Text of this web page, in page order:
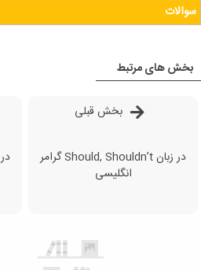
سوالات
بخش های مرتبط
بخش قبلی
گرامر Should, Shouldn’t در زبان
انگلیسی